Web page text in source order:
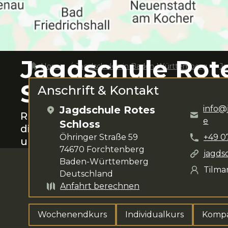
Jagdschule
Schloss
Rund umForchtenbergdas Jagen
dir für deine Anliegen zur Verfügung.
umfasst Wochenendkurs,
Home Jagdschulen inBaden-Württemberg
Anschrift & Kontakt
Jagdschule Rotes
Schloss
Öhringer Straße 59
74670 Forchtenberg
Baden-Württemberg
Deutschland
Anfahrt berechnen
e
+49
Wochenendkurs Individualkurs